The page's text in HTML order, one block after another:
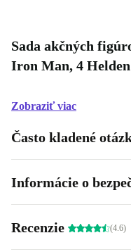
Sada akčných
Iron Man, 4
Zobraziť viac
Často kladené
Informácie o
Recenzie (4.6)